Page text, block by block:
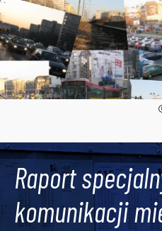
Raport
komunikacji